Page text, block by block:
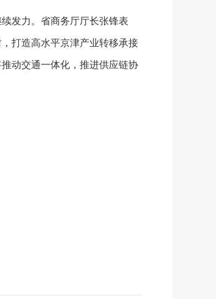
发力。省商务厅厅长张锋表
打造高水平京津产业转移承接
动交通一体化，推进供应链协